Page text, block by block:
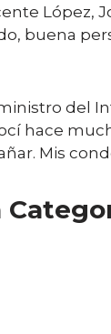
López,
buena
del
hace
Mis